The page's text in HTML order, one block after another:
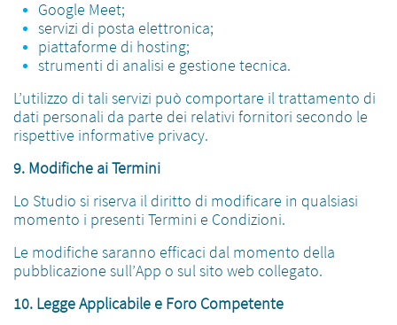
Google Meet;
servizi di posta elettronica;
piattaforme di hosting;
strumenti di analisi e gestione tecnica.
L’utilizzo di tali servizi può comportare il trattamento di
dati personali da parte dei relativi fornitori secondo le
rispettive informative privacy.
9. Modifiche ai Termini
Lo Studio si riserva il diritto di modificare in qualsiasi
momento i presenti Termini e Condizioni.
Le modifiche saranno efficaci dal momento della
pubblicazione sull’App o sul sito web collegato.
10. Legge Applicabile e Foro Competente